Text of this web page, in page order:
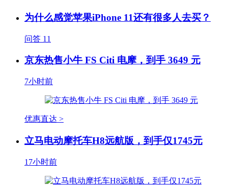
为什么感觉苹果iPhone 11还有很多人去买？
问答 11
京东热售小牛 FS Citi 电摩，到手 3649 元
7小时前
优惠直达 >
立马电动摩托车H8远航版，到手仅1745元
17小时前